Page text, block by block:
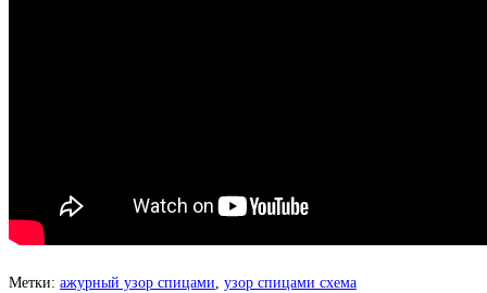
Метки: ажурный узор спицами, узор спицами схема